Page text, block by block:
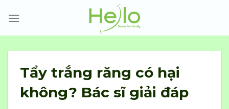
Tẩy trắng răng có hại
không? Bác sĩ giải đáp